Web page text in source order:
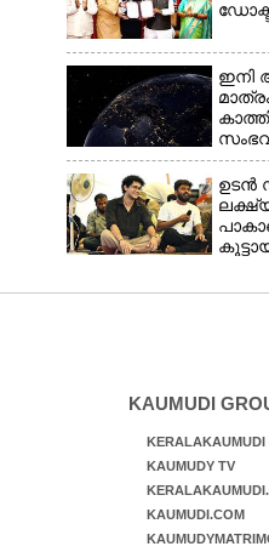
ഇനി
ഉടൻ
KAUMUDI
KERALAKAUMUDI
KAUMUDY TV
KAUMUDI.COM